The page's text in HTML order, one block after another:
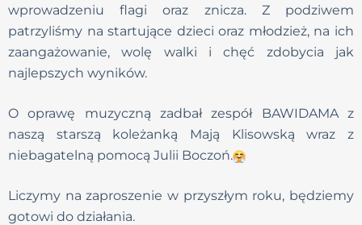
wprowadzeniu flagi oraz znicza. Z podziwem
patrzyliśmy na startujące dzieci oraz młodzież, na ich
zaangażowanie, wolę walki i chęć zdobycia jak
najlepszych wyników.
O oprawę muzyczną zadbał zespół BAWIDAMA z
naszą starszą koleżanką Mają Klisowską wraz z
niebagatelną pomocą Julii Boczoń.
Liczymy na zaproszenie w przyszłym roku, będziemy
gotowi do działania.